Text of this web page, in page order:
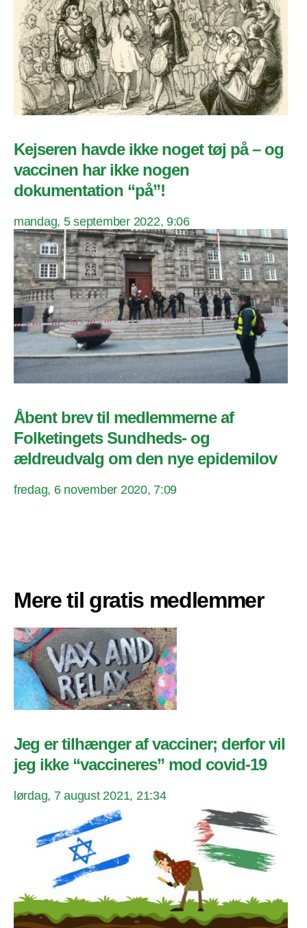
Kejseren havde ikke noget tøj på – og
vaccinen har ikke nogen
dokumentation “på”!
mandag, 5 september 2022, 9:06
Åbent brev til medlemmerne af
Folketingets Sundheds- og
ældreudvalg om den nye epidemilov
fredag, 6 november 2020, 7:09
Mere til gratis medlemmer
Jeg er tilhænger af vacciner; derfor vil
jeg ikke “vaccineres” mod covid-19
lørdag, 7 august 2021, 21:34